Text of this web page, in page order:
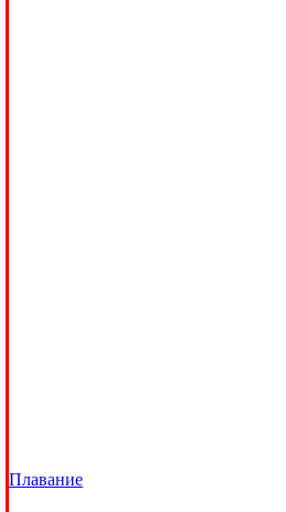
Плавание